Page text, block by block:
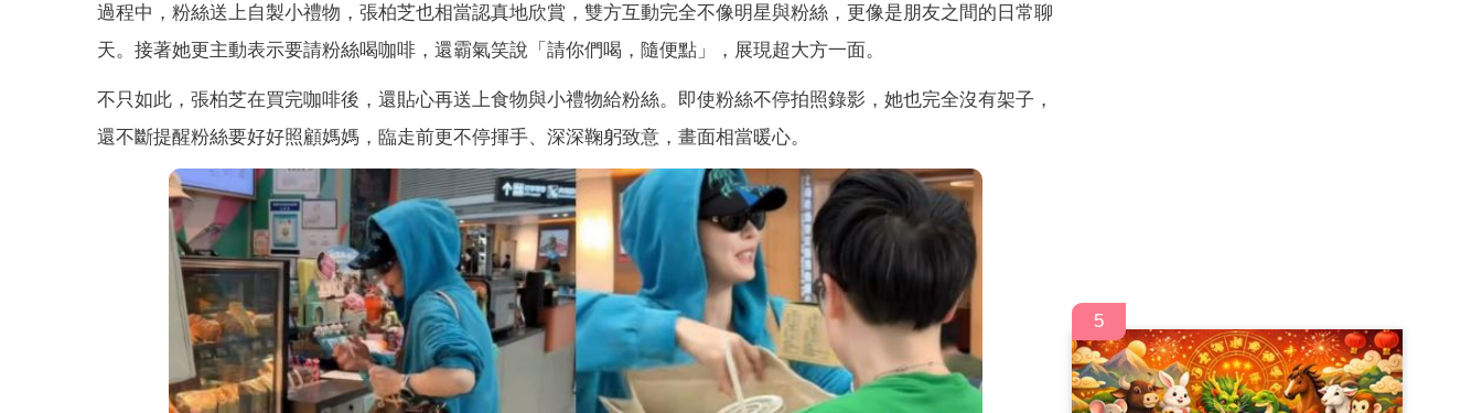
過程中，粉絲送上自製小禮物，張柏芝也相當認真地欣賞，雙方互動完全不像明星與粉絲，更像是朋友之間的日常聊
天。接著她更主動表示要請粉絲喝咖啡，還霸氣笑說「請你們喝，隨便點」，展現超大方一面。
不只如此，張柏芝在買完咖啡後，還貼心再送上食物與小禮物給粉絲。即使粉絲不停拍照錄影，她也完全沒有架子，
還不斷提醒粉絲要好好照顧媽媽，臨走前更不停揮手、深深鞠躬致意，畫面相當暖心。
5